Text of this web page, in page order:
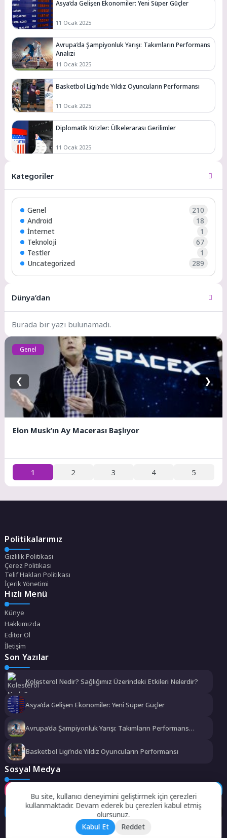
Asya’da Gelişen Ekonomiler: Yeni Süper Güçler
11 Ocak 2025
Avrupa’da Şampiyonluk Yarışı: Takımların Performans
Analizi
11 Ocak 2025
Basketbol Ligi’nde Yıldız Oyuncuların Performansı
11 Ocak 2025
Diplomatik Krizler: Ülkelerarası Gerilimler
11 Ocak 2025
Kategoriler
Genel
210
Android
18
İnternet
1
Teknoloji
67
Testler
1
Uncategorized
289
Dünya’dan
Burada bir yazı bulunamadı.
Genel
Elon Musk’ın Ay Macerası Başlıyor
❮ ❯
1 2 3 4 5
Politikalarımız
Gizlilik Politikası
Çerez Politikası
Telif Hakları Politikası
İçerik Yönetimi
Hızlı Menü
Künye
Hakkımızda
Editör Ol
İletişim
Son Yazılar
Kolesterol Nedir? Sağlığımız Üzerindeki Etkileri Nelerdir?
Asya’da Gelişen Ekonomiler: Yeni Süper Güçler
Avrupa’da Şampiyonluk Yarışı: Takımların Performans
Basketbol Ligi’nde Yıldız Oyuncuların Performansı
Sosyal Medya
YouTube
Bu site, kullanıcı deneyimini geliştirmek için çerezleri
kullanmaktadır. Devam ederek bu çerezleri kabul etmiş
olursunuz.
Kabul Et
Reddet